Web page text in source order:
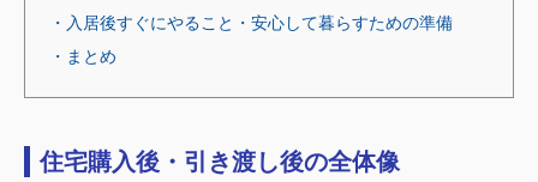
・入居後すぐにやること・安心して暮らすための準備
・まとめ
住宅購入後・引き渡し後の全体像